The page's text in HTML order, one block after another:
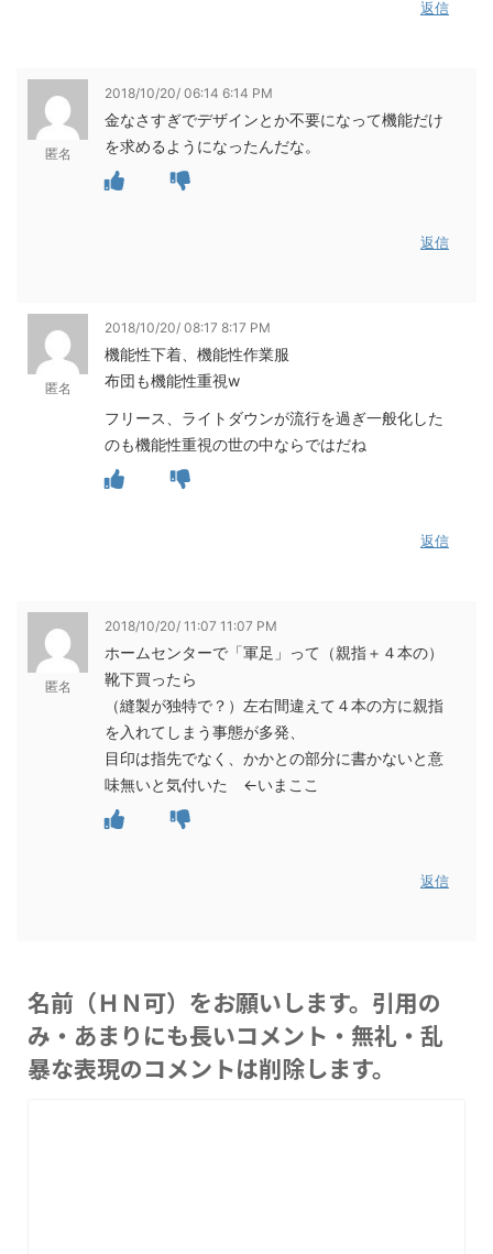
返信
匿名
2018/10/20/ 06:14 6:14 PM
金なさすぎでデザインとか不要になって機能だけ
を求めるようになったんだな。
返信
匿名
2018/10/20/ 08:17 8:17 PM
機能性下着、機能性作業服
布団も機能性重視w
フリース、ライトダウンが流行を過ぎ一般化した
のも機能性重視の世の中ならではだね
返信
匿名
2018/10/20/ 11:07 11:07 PM
ホームセンターで「軍足」って（親指＋４本の）
靴下買ったら
（縫製が独特で？）左右間違えて４本の方に親指
を入れてしまう事態が多発、
目印は指先でなく、かかとの部分に書かないと意
味無いと気付いた ←いまここ
返信
名前（ＨＮ可）をお願いします。引用の
み・あまりにも長いコメント・無礼・乱
暴な表現のコメントは削除します。